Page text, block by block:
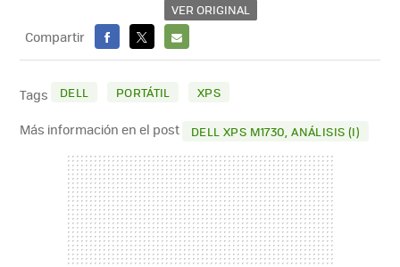
VER ORIGINAL
Compartir
FACEBOOK
X
E-
MAIL
Tags DELL PORTÁTIL XPS
Más información en el post DELL XPS M1730, ANÁLISIS (I)